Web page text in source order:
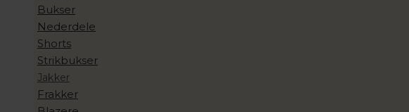
Bukser
Nederdele
Shorts
Strikbukser
Jakker
Frakker